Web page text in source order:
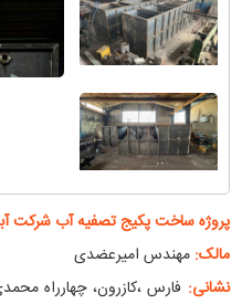
پروژه ساخت پکیج تصفیه آب شرکت
مالک:مهندس امیرعضدی
نشانی: فارس ،کازرون، چهارراه